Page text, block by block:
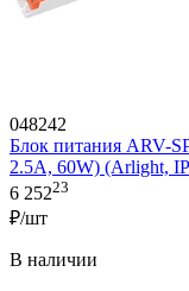
048242
Блок питания ARV-
2.5A, 60W) (Arlight,
6 25223
₽/шт
В наличии